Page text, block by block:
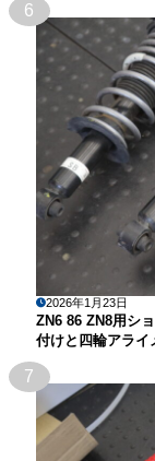
6
2026年1月23日
ZN6 86 ZN8用シ
付けと四輪アライ
7